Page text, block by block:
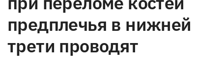
предплечья в нижней
трети проводят